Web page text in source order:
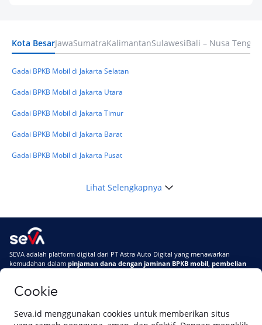
Cookie
Seva.id menggunakan cookies untuk memberikan situs
Keuangan
Masuk BI Checking? Simak Peraturan
Kota BesarJawaSumatraKalimantanSulawesiBali – Nusa
Gadai BPKB Mobil di Jakarta Selatan
Gadai BPKB Mobil di Jakarta Utara
Gadai BPKB Mobil di Jakarta Timur
Gadai BPKB Mobil di Jakarta Barat
Gadai BPKB Mobil di Jakarta Pusat
Lihat Selengkapnya
SEVA adalah platform digital dari PT Astra Auto Digital yang menawarkan
kemudahan dalam pinjaman dana dengan jaminan BPKB mobil pembelian
Di SEVA, BPKB mobilmu #BisaJadiDuit
Tentang SEVASyarat & Ketentuan
Pemberitahuan Privasi